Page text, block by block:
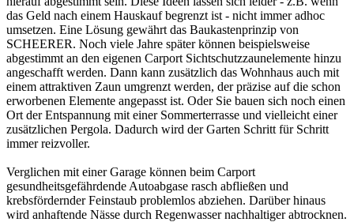
das Geld nach einem Hauskauf begrenzt ist - nicht immer adhoc
umsetzen. Eine Lösung gewährt das Baukastenprinzip von
SCHEERER. Noch viele Jahre später können beispielsweise
abgestimmt an den eigenen Carport Sichtschutzzaunelemente hinzu
angeschafft werden. Dann kann zusätzlich das Wohnhaus auch mit
einem attraktiven Zaun umgrenzt werden, der präzise auf die schon
erworbenen Elemente angepasst ist. Oder Sie bauen sich noch einen
Ort der Entspannung mit einer Sommerterrasse und vielleicht einer
zusätzlichen Pergola. Dadurch wird der Garten Schritt für Schritt
immer reizvoller.
Verglichen mit einer Garage können beim Carport
gesundheitsgefährdende Autoabgase rasch abfließen und
krebsfördernder Feinstaub problemlos abziehen. Darüber hinaus
wird anhaftende Nässe durch Regenwasser nachhaltiger abtrocknen.